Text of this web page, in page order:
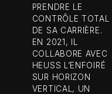
PRENDRE LE
CONTRÔLE TOTAL
DE SA CARRIÈRE.
EN 2021, IL
COLLABORE AVEC
HEUSS L’ENFOIRÉ
SUR HORIZON
VERTICAL, UN